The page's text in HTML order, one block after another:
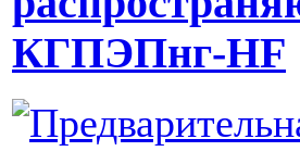
КГПЭПнг-HF